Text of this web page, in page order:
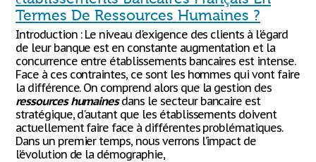
Termes De Ressources Humaines ?
Introduction : Le niveau d'exigence des clients à l'égard
de leur banque est en constante augmentation et la
concurrence entre établissements bancaires est intense.
Face à ces contraintes, ce sont les hommes qui vont faire
la différence. On comprend alors que la gestion des
ressources humainesdans le secteur bancaire est
stratégique, d'autant que les établissements doivent
actuellement faire face à différentes problématiques.
Dans un premier temps, nous verrons l’impact de
l’évolution de la démographie,